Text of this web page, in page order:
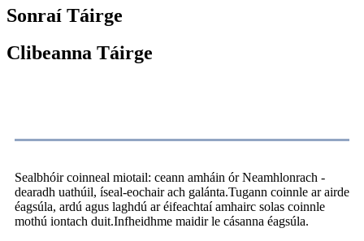
Sonraí Táirge
Clibeanna Táirge
Sealbhóir coinneal miotail: ceann amháin ór Neamhlonrach -
dearadh uathúil, íseal-eochair ach galánta.Tugann coinnle ar airde
éagsúla, ardú agus laghdú ar éifeachtaí amhairc solas coinnle
mothú iontach duit.Infheidhme maidir le cásanna éagsúla.